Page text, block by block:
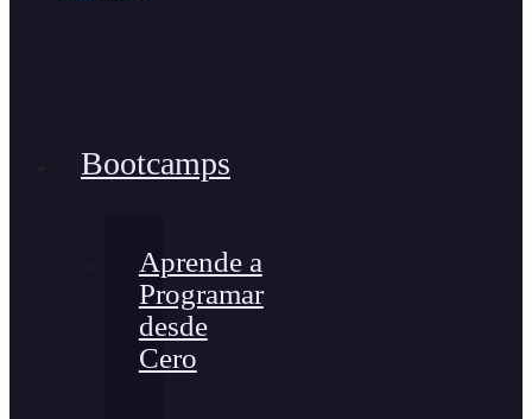
Bootcamps
Aprende a
Programar
desde
Cero